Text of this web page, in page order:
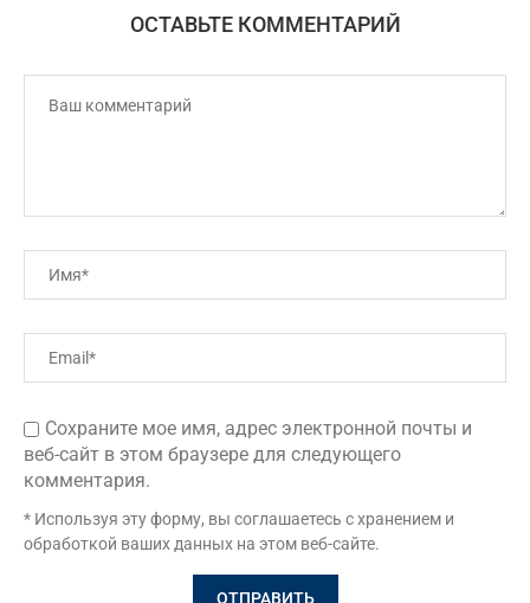
ОСТАВЬТЕ КОММЕНТАРИЙ
Сохраните мое имя, адрес электронной почты и
веб-сайт в этом браузере для следующего
комментария.
* Используя эту форму, вы соглашаетесь с хранением и
обработкой ваших данных на этом веб-сайте.